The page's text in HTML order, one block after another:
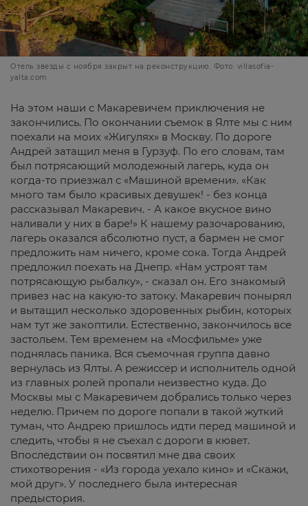
Отель звезды с ноября закрыт на реконструкцию. Фото: villasofia-
yalta.com
На этом наши с Макаревичем приключения не
закончились. По окончании съемок в Ялте мы с ним
поехали на моих «Жигулях» в Москву. По дороге
Андрей затащил меня в Гурзуф. По его словам, там
был потрясающий молодежный лагерь, куда он
когда-то приезжал с «Машиной времени». «Как
много там было красивых девушек! - без конца
рассказывал Макаревич. - А какое вкусное вино
наливали у них в баре!» К нашему разочарованию,
лагерь оказался абсолютно пуст, а бармен не смог
предложить нам ничего, кроме сока. Тогда Андрей
предложил поехать на Днепр. «Нам устроят там
потрясающую рыбалку», - сказал он. Его знакомый
привез нас на какую-то затоку. Макаревич понырял
и вытащил несколько здоровенных рыбин, которых
нам тут же закоптили. Естественно, закончилось все
застольем. Тем временем на «Мосфильме» уже
поднялась паника. Вся съемочная группа давно
вернулась из Ялты. А режиссер и исполнитель одной
из главных ролей пропали неизвестно куда. До
Москвы мы с Макаревичем добрались только через
неделю. Причем по дороге попали в такой жуткий
туман, что Андрею пришлось идти перед машиной и
следить, чтобы я не съехал с дороги в кювет.
Впоследствии он посвятил мне два своих
стихотворения - «Из города уехало кино» и «Скажи,
мой друг». У последнего была интересная
предыстория.